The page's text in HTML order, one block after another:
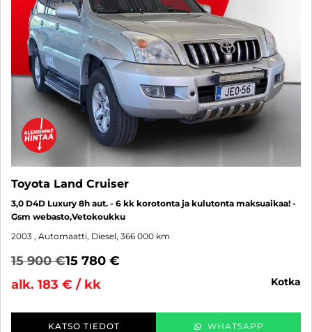
Toyota Land Cruiser
3,0 D4D Luxury 8h aut. - 6 kk korotonta ja kulutonta maksuaikaa! -
Gsm webasto,Vetokoukku
2003 , Automaatti, Diesel, 366 000 km
15 900 €15 780 €
alk. 183 € / kk
kotka
KATSO TIEDOT WHATSAPP